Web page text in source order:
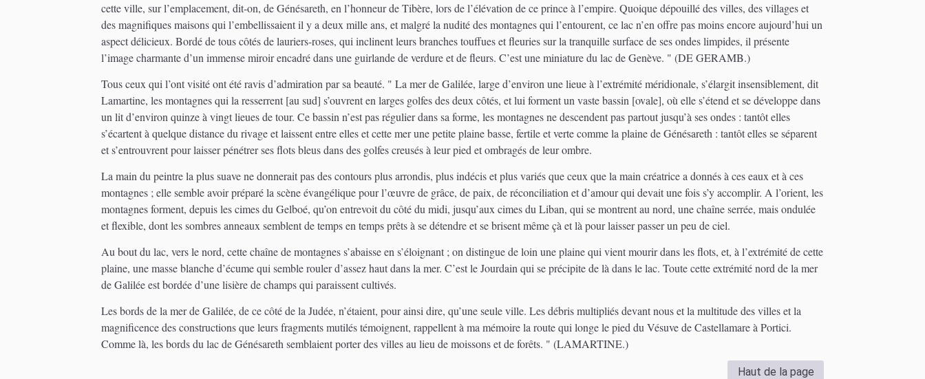
cette ville, sur l’emplacement, dit-on, de Génésareth, en l’honneur de Tibère, lors de l’élévation de ce prince à l’empire. Quoique dépouillé des villes, des villages et
des magnifiques maisons qui l’embellissaient il y a deux mille ans, et malgré la nudité des montagnes qui l’entourent, ce lac n’en offre pas moins encore aujourd’hui un
aspect délicieux. Bordé de tous côtés de lauriers-roses, qui inclinent leurs branches touffues et fleuries sur la tranquille surface de ses ondes limpides, il présente
l’image charmante d’un immense miroir encadré dans une guirlande de verdure et de fleurs. C’est une miniature du lac de Genève. " (DE GERAMB.)
Tous ceux qui l’ont visité ont été ravis d’admiration par sa beauté. " La mer de Galilée, large d’environ une lieue à l’extrémité méridionale, s’élargit insensiblement, dit
Lamartine, les montagnes qui la resserrent [au sud] s’ouvrent en larges golfes des deux côtés, et lui forment un vaste bassin [ovale], où elle s’étend et se développe dans
un lit d’environ quinze à vingt lieues de tour. Ce bassin n’est pas régulier dans sa forme, les montagnes ne descendent pas partout jusqu’à ses ondes : tantôt elles
s’écartent à quelque distance du rivage et laissent entre elles et cette mer une petite plaine basse, fertile et verte comme la plaine de Génésareth : tantôt elles se séparent
et s’entrouvrent pour laisser pénétrer ses flots bleus dans des golfes creusés à leur pied et ombragés de leur ombre.
La main du peintre la plus suave ne donnerait pas des contours plus arrondis, plus indécis et plus variés que ceux que la main créatrice a donnés à ces eaux et à ces
montagnes ; elle semble avoir préparé la scène évangélique pour l’œuvre de grâce, de paix, de réconciliation et d’amour qui devait une fois s’y accomplir. A l’orient, les
montagnes forment, depuis les cimes du Gelboé, qu’on entrevoit du côté du midi, jusqu’aux cimes du Liban, qui se montrent au nord, une chaîne serrée, mais ondulée
et flexible, dont les sombres anneaux semblent de temps en temps prêts à se détendre et se brisent même çà et là pour laisser passer un peu de ciel.
Au bout du lac, vers le nord, cette chaîne de montagnes s’abaisse en s’éloignant ; on distingue de loin une plaine qui vient mourir dans les flots, et, à l’extrémité de cette
plaine, une masse blanche d’écume qui semble rouler d’assez haut dans la mer. C’est le Jourdain qui se précipite de là dans le lac. Toute cette extrémité nord de la mer
de Galilée est bordée d’une lisière de champs qui paraissent cultivés.
Les bords de la mer de Galilée, de ce côté de la Judée, n’étaient, pour ainsi dire, qu’une seule ville. Les débris multipliés devant nous et la multitude des villes et la
magnificence des constructions que leurs fragments mutilés témoignent, rappellent à ma mémoire la route qui longe le pied du Vésuve de Castellamare à Portici.
Comme là, les bords du lac de Génésareth semblaient porter des villes au lieu de moissons et de forêts. " (LAMARTINE.)
Haut de la page